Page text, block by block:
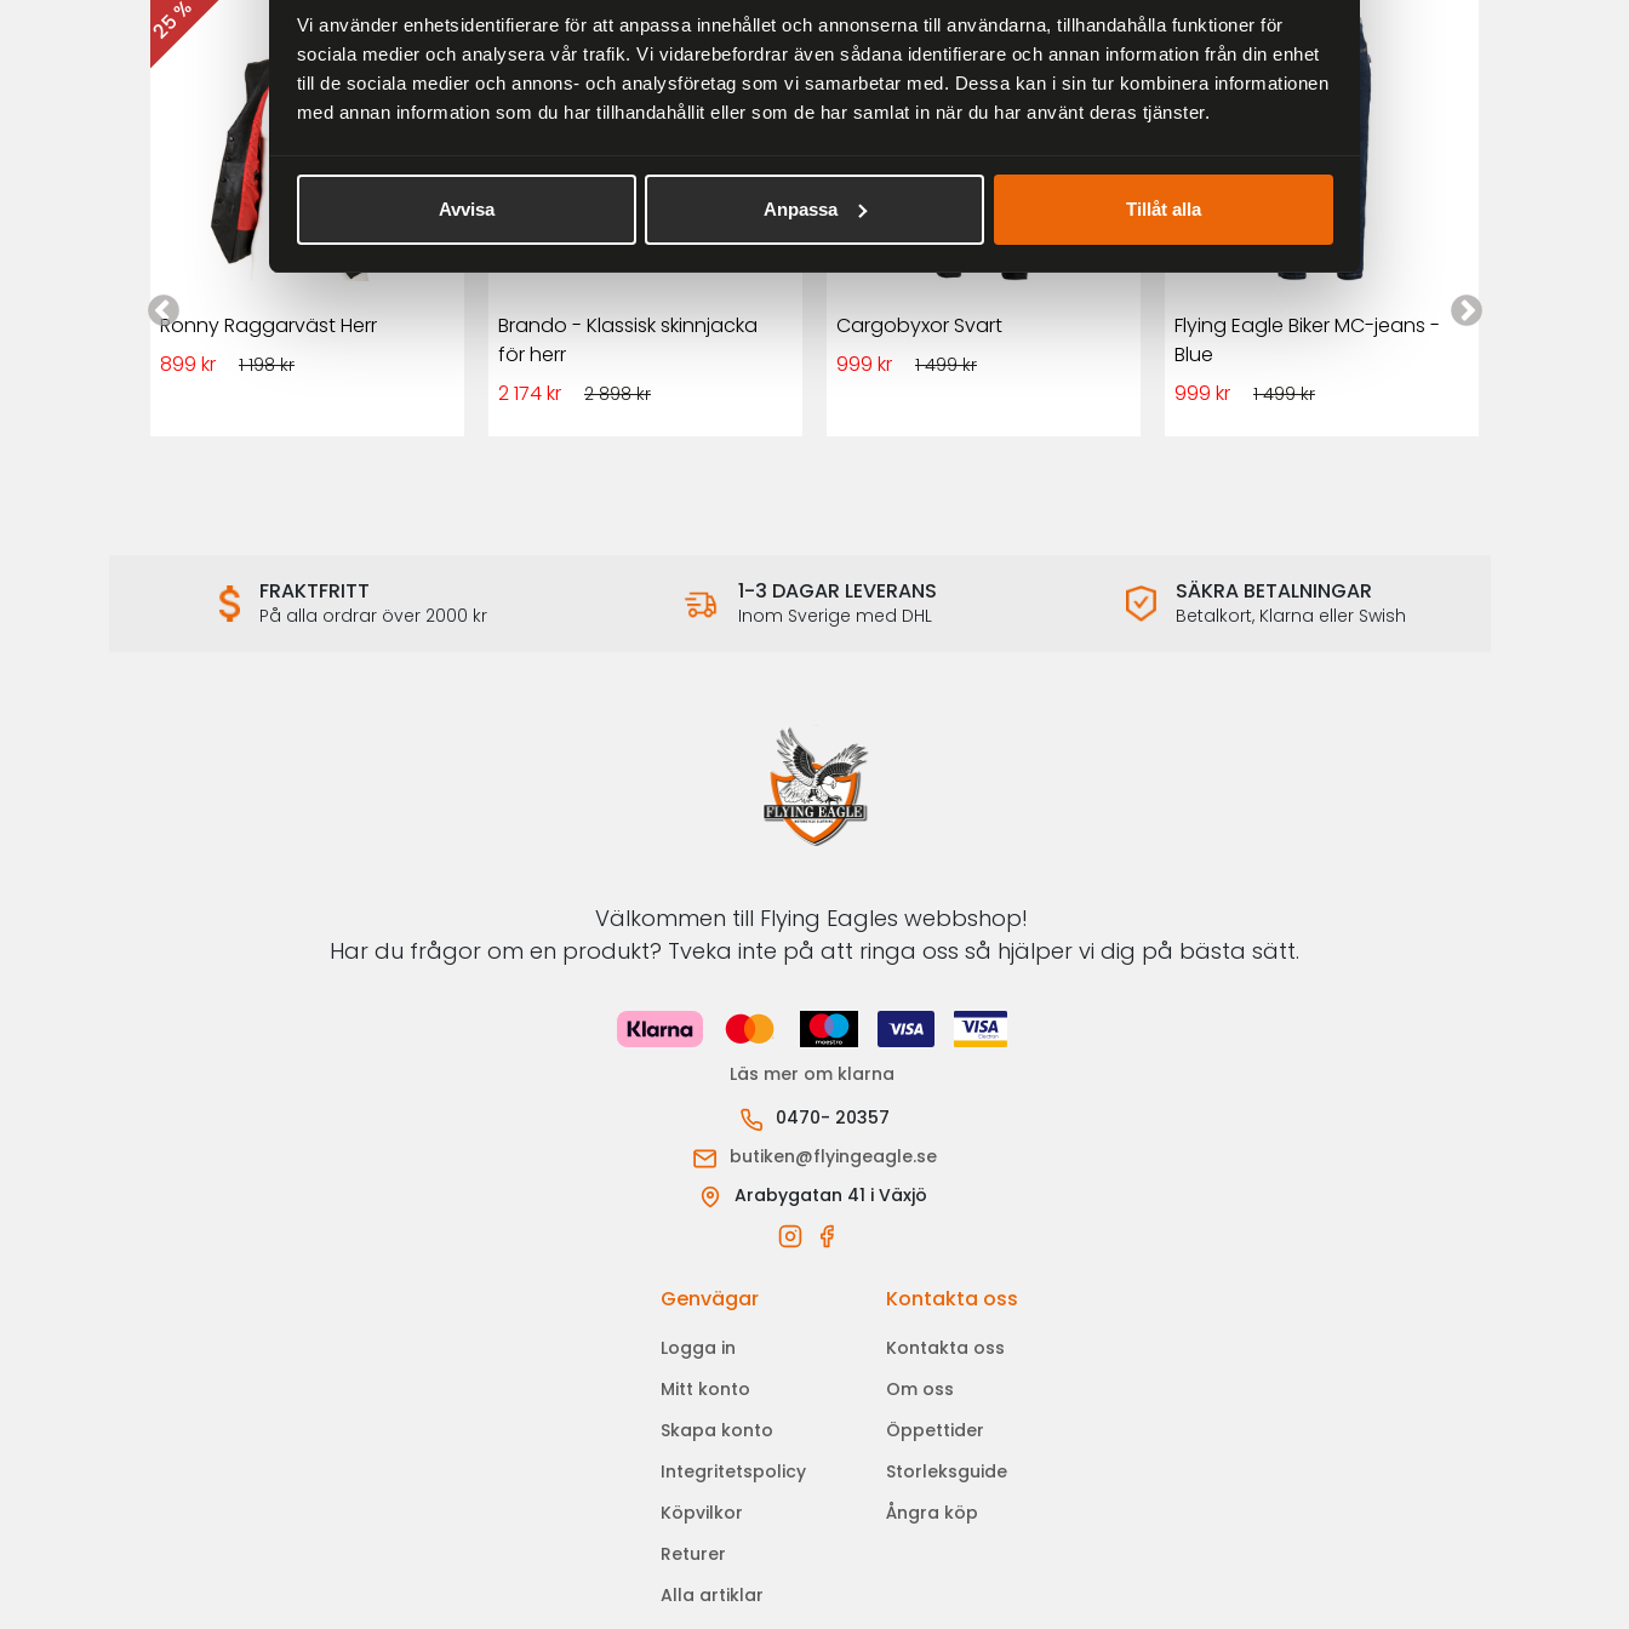
Vi använder enhetsidentifierare för att anpassa innehållet och annonserna till användarna, tillhandahålla funktioner för
sociala medier och analysera vår trafik. Vi vidarebefordrar även sådana identifierare och annan information från din enhet
till de sociala medier och annons- och analysföretag som vi samarbetar med. Dessa kan i sin tur kombinera informationen
med annan information som du har tillhandahållit eller som de har samlat in när du har använt deras tjänster.
Avvisa Anpassa Tillåt alla
25 %
Ronny Raggarväst Herr
899 kr
1 198 kr
25 %
Brando - Klassisk skinnjacka
för herr
2 174 kr
2 898 kr
33 %
Cargobyxor Svart
999 kr
1 499 kr
33 %
Flying Eagle Biker MC-jeans -
Blue
999 kr
1 499 kr
FRAKTFRITT
På alla ordrar över 2000 kr
1-3 DAGAR LEVERANS
Inom Sverige med DHL
SÄKRA BETALNINGAR
Betalkort, Klarna eller Swish
Välkommen till Flying Eagles webbshop!
Har du frågor om en produkt? Tveka inte på att ringa oss så hjälper vi dig på bästa sätt.
Läs mer om klarna
0470- 20357
butiken@flyingeagle.se
Arabygatan 41 i Växjö
Genvägar
Logga in
Mitt konto
Skapa konto
Integritetspolicy
Köpvilkor
Returer
Alla artiklar
Kontakta oss
Kontakta oss
Om oss
Öppettider
Storleksguide
Ångra köp